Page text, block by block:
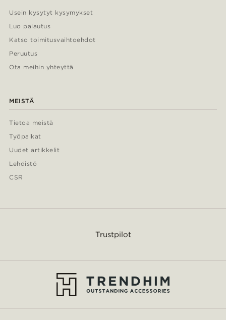
Usein kysytyt kysymykset
Luo palautus
Katso toimitusvaihtoehdot
Peruutus
Ota meihin yhteyttä
MEISTÄ
Tietoa meistä
Työpaikat
Uudet artikkelit
Lehdistö
CSR
Trustpilot